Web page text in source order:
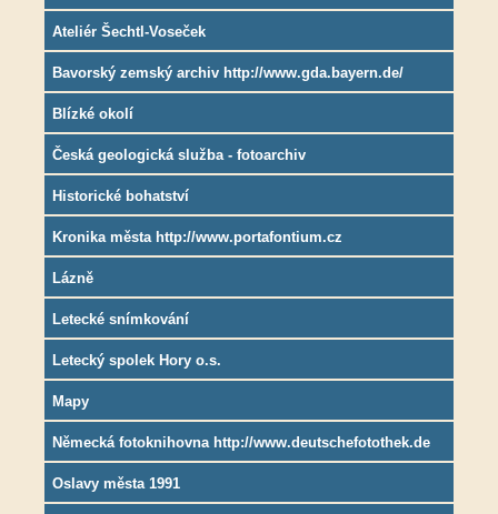
Ateliér Šechtl-Voseček
Bavorský zemský archiv http://www.gda.bayern.de/
Blízké okolí
Česká geologická služba - fotoarchiv
Historické bohatství
Kronika města http://www.portafontium.cz
Lázně
Letecké snímkování
Letecký spolek Hory o.s.
Mapy
Německá fotoknihovna http://www.deutschefotothek.de
Oslavy města 1991